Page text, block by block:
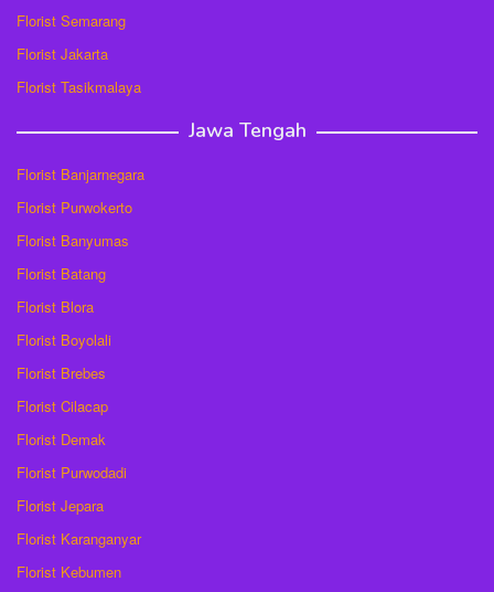
Florist Semarang
Florist Jakarta
Florist Tasikmalaya
Jawa Tengah
Florist Banjarnegara
Florist Purwokerto
Florist Banyumas
Florist Batang
Florist Blora
Florist Boyolali
Florist Brebes
Florist Cilacap
Florist Demak
Florist Purwodadi
Florist Jepara
Florist Karanganyar
Florist Kebumen